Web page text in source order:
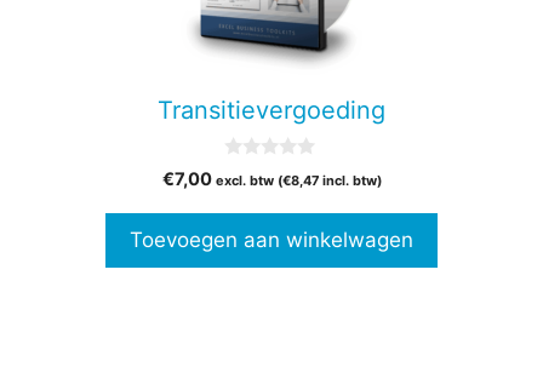
Transitievergoeding
v
5
€7,00 excl. btw (€8,47incl. btw)
Toevoegen aan winkelwagen